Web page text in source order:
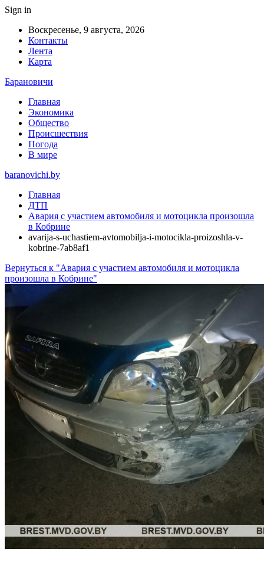
Sign in
Воскресенье, 9 августа, 2026
Контакты
Лента
Карта
Барановичи
Главная
Экономика
Общество
Происшествия
Погода
В мире
baranovichi.by
Главная
ДТП
Авария с участием автомобиля и мотоцикла произошла
в Кобрине
avarija-s-uchastiem-avtomobilja-i-motocikla-proizoshla-v-
kobrine-7ab8af1
Вернуться к "Авария с участием автомобиля и мотоцикла
произошла в Кобрине"